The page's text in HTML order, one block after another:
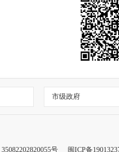
市级政府
号 闽ICP备